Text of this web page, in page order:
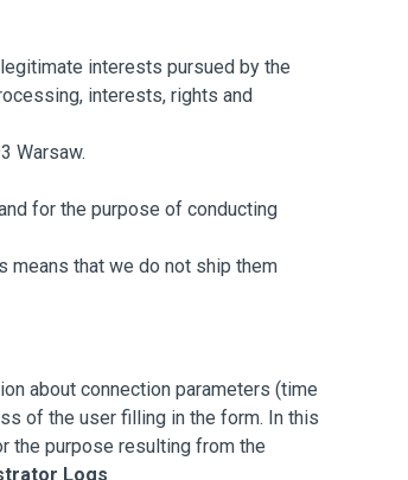
interests pursued by the
interests, rights and
Warsaw.
for the purpose of conducting
means that we do not ship them
about connection parameters (time
of the user filling in the form. In this
the purpose resulting from the
Logs